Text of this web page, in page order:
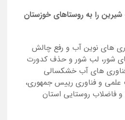
را به روستاهای خوزستان
های نوین آب و رفع چالش
شور، لب شور و حذف کدورت
های آب خشکسالی
و فناوری رییس جمهوری،
فاضلاب روستایی استان